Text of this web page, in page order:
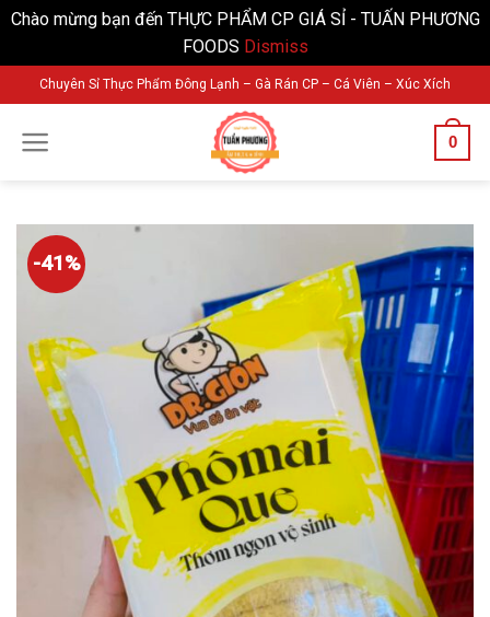
Chào mừng bạn đến THỰC PHẨM CP GIÁ SỈ - TUẤN PHƯƠNG
FOODS Dismiss
to
content
Chuyên Sỉ Thực Phẩm Đông Lạnh – Gà Rán CP – Cá Viên – Xúc Xích
0
-41%